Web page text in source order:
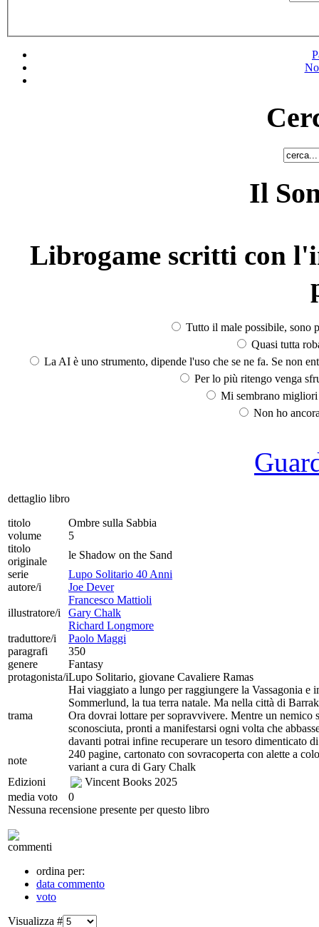
Il
Librogame scritti con
Tutto il male possibile, sono
Quasi tutta
La AI è uno strumento, dipende l'uso che se ne fa. Se non
Per lo più ritengo venga
Mi sembrano
Non ho
dettaglio libro
titolo
Ombre sulla Sabbia
volume
5
titolo
originale
le Shadow on the Sand
serie
Lupo Solitario 40 Anni
autore/i
Joe Dever
illustratore/i
Francesco Mattioli
Gary Chalk
Richard Longmore
traduttore/i
Paolo Maggi
paragrafi
350
genere
Fantasy
protagonista/iLupo Solitario, giovane Cavaliere Ramas
trama
Hai viaggiato a lungo per raggiungere la Vassagonia e
Sommerlund, la tua terra natale. Ma nella città di
Ora dovrai lottare per sopravvivere. Mentre un nemico
sconosciuta, pronti a manifestarsi ogni volta che
davanti potrai infine recuperare un tesoro dimenticato
note
240 pagine, cartonato con sovracoperta con alette a
variant a cura di Gary Chalk
Edizioni
Vincent Books 2025
media voto
0
Nessuna recensione presente per questo libro
commenti
ordina per:
data commento
voto
Visualizza #